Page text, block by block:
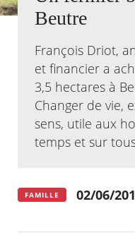
Actualités
Kiosque
Espace de services en ligne
Facebook
X Instagram
YoutubeLinkedin
Beutre
François Driot,
et financier a
3,5 hectares à
Changer de vie,
sens, utile aux
temps et sur
FAMILLE 02/06/